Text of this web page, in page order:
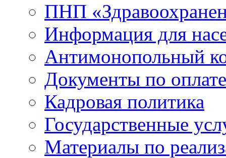
ПНП
Информация для
Антимонопольный
Документы по
Кадровая политика
Государственные
Материалы по